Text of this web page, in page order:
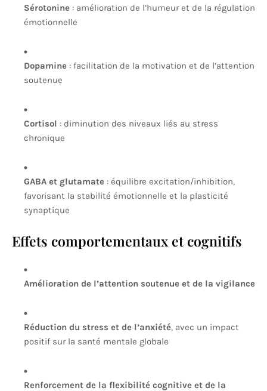
Sérotonine : amélioration de l’humeur et de la régulation
émotionnelle
Dopamine : facilitation de la motivation et de l’attention
soutenue
Cortisol : diminution des niveaux liés au stress
chronique
GABA et glutamate : équilibre excitation/inhibition,
favorisant la stabilité émotionnelle et la plasticité
synaptique
Effets comportementaux et cognitifs
Amélioration de l’attention soutenue et de la vigilance
Réduction du stress et de l’anxiété, avec un impact
positif sur la santé mentale globale
Renforcement de la flexibilité cognitive et de la